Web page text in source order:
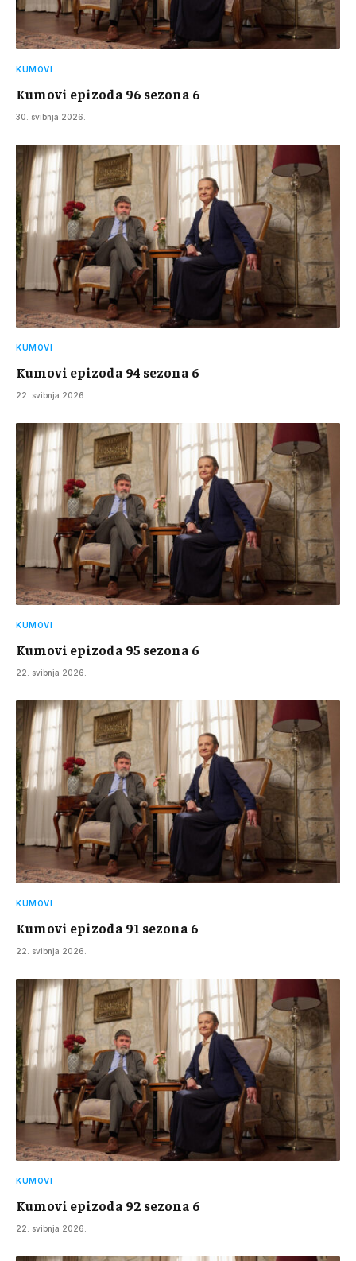
KUMOVI
Kumovi epizoda 96 sezona 6
30. svibnja 2026.
KUMOVI
Kumovi epizoda 94 sezona 6
22. svibnja 2026.
KUMOVI
Kumovi epizoda 95 sezona 6
22. svibnja 2026.
KUMOVI
Kumovi epizoda 91 sezona 6
22. svibnja 2026.
KUMOVI
Kumovi epizoda 92 sezona 6
22. svibnja 2026.